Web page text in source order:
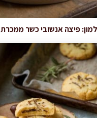
פיצה אנשובי כשר ממכרת